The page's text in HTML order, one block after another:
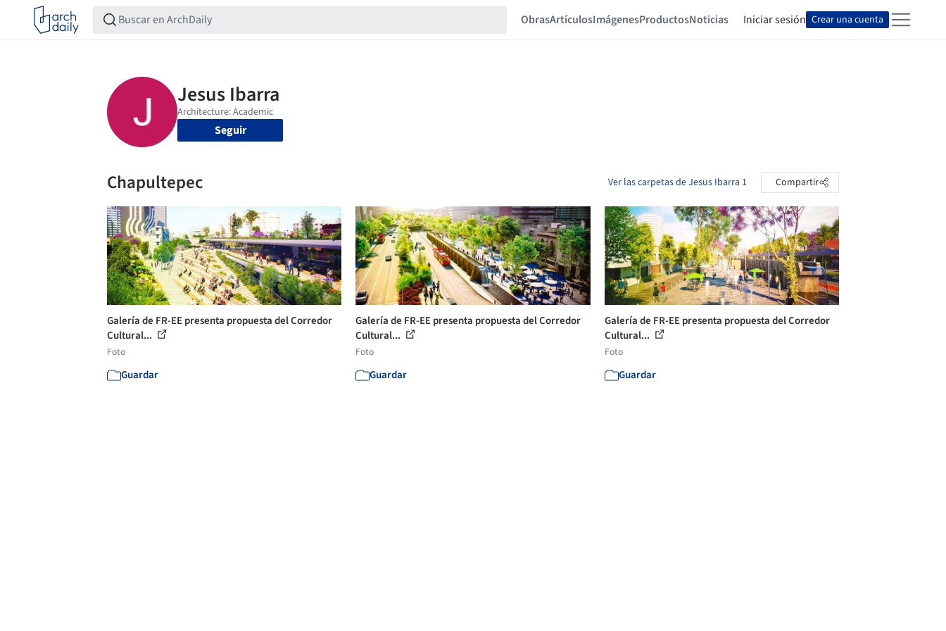
ObrasArtículosImágenesProductosNoticias Iniciar sesión Crear una cuenta
Seguir
Chapultepec Ver las carpetas de Jesus Ibarra 1 Compartir
Galería de FR-EE presenta propuesta del Corredor
Cultural...
Foto
Guardar
Galería de FR-EE presenta propuesta del Corredor
Cultural...
Foto
Guardar
Galería de FR-EE presenta propuesta del Corredor
Cultural...
Foto
Guardar